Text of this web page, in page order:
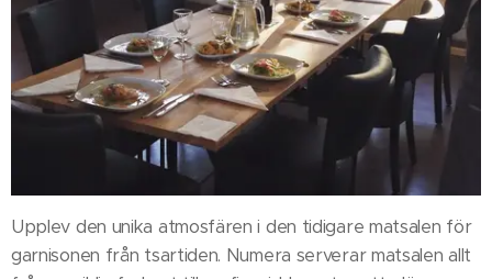
Upplev den unika atmosfären i den tidigare matsalen för
garnisonen från tsartiden. Numera serverar matsalen allt